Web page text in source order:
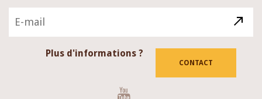
Plus d'informations ?
CONTACT